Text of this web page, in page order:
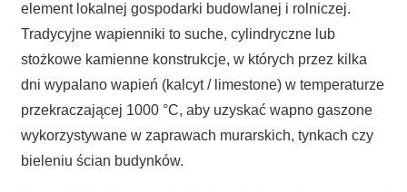
element lokalnej gospodarki budowlanej i rolniczej.
Tradycyjne wapienniki to suche, cylindryczne lub
stożkowe kamienne konstrukcje, w których przez kilka
dni wypalano wapień (kalcyt / limestone) w temperaturze
przekraczającej 1000 °C, aby uzyskać wapno gaszone
wykorzystywane w zaprawach murarskich, tynkach czy
bieleniu ścian budynków.